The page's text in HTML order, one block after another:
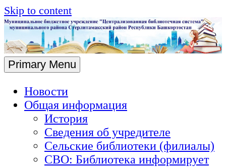
Skip to content
Primary Menu
Новости
Общая информация
История
Сведения об учредителе
Сельские библиотеки (филиалы)
СВО: Библиотека информирует